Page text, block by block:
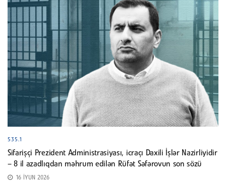
535.1
Sifarişçi Prezident Administrasiyası, icraçı Daxili İşlər Nazirliyidir
– 8 il azadlıqdan məhrum edilən Rüfət Səfərovun son sözü
16 İYUN 2026